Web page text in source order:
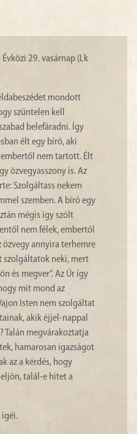
29. vasárnap (Lk
mondott
szüntelen kell
belefáradni. Így
élt egy bíró, aki
embertől nem tartott. Élt
özvegyasszony is. Az
Szolgáltass nekem
szemben. A bíró egy
mégis így szólt
nem félek, embertől
özvegy annyira terhemre
szolgáltatok neki, mert
és megver”. Az Úr így
mit mond az
Isten nem szolgáltat
akik éjjel-nappal
Talán megvárakoztatja
hamarosan igazságot
az a kérdés, hogy
talál-e hitet a
igéi.